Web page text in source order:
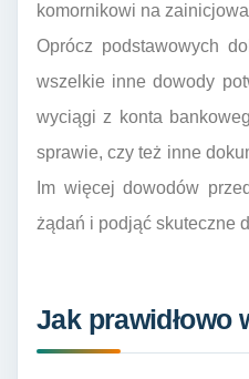
komornikowi na
Oprócz podstawowych
wszelkie inne dowody
wyciągi z konta
sprawie, czy też inne
Im więcej dowodów
żądań i podjąć skuteczne
Jak prawidłowo